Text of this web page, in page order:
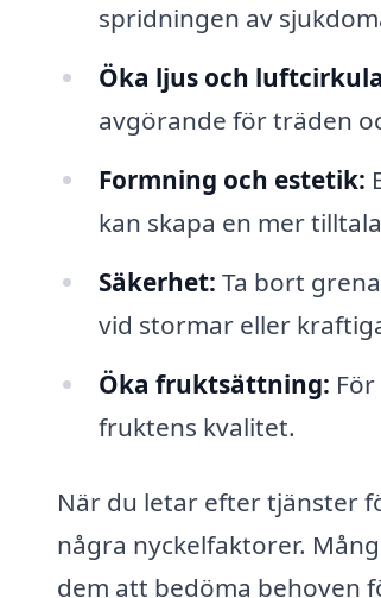
spridningen av
Öka ljus och
avgörande för träden
Formning och estetik:
kan skapa en mer
Säkerhet: Ta bort
vid stormar eller
Öka fruktsättning:
fruktens kvalitet.
När du letar efter tjänster
några nyckelfaktorer.
dem att bedöma behoven